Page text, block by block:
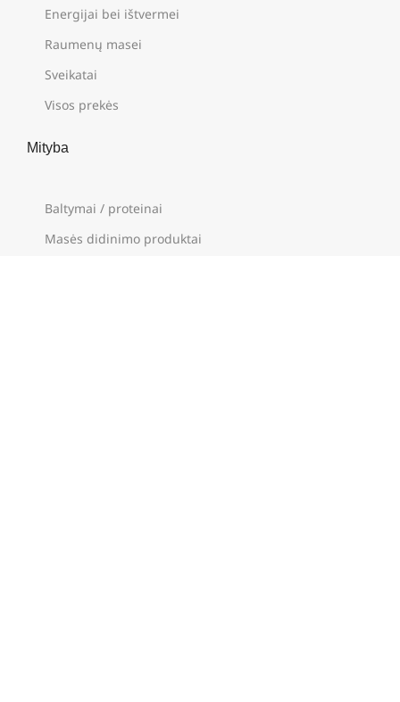
Energijai bei ištvermei
Raumenų masei
Sveikatai
Visos prekės
Mityba
Baltymai / proteinai
Masės didinimo produktai